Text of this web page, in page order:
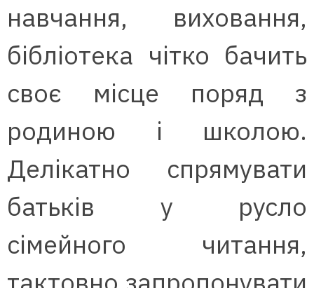
навчання, виховання,
бібліотека чітко бачить
своє місце поряд з
родиною і школою.
Делікатно спрямувати
батьків у русло
сімейного читання,